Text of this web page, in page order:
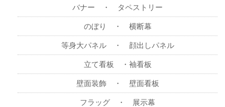
バナー ・ タペストリー
のぼり ・ 横断幕
等身大パネル ・ 顔出しパネル
立て看板 ・袖看板
壁面装飾 ・ 壁面看板
フラッグ ・ 展示幕